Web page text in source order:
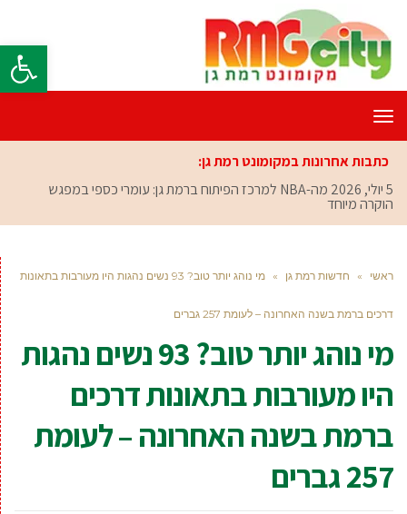
פתח
תפריט
כתבות אחרונות במקומונט רמת גן:
5 יולי, 2026
מה-NBA למרכז הפיתוח ברמת גן: עומרי כספי במפגש
הוקרה מיוחד
ראשי » חדשות רמת גן » מי נוהג יותר טוב? 93 נשים נהגות היו מעורבות בתאונות
דרכים ברמת בשנה האחרונה – לעומת 257 גברים
מי נוהג יותר טוב? 93 נשים נהגות
היו מעורבות בתאונות דרכים
ברמת בשנה האחרונה – לעומת
257 גברים